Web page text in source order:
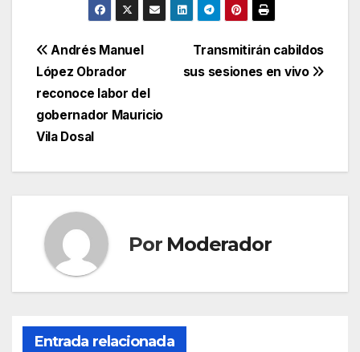
Navegación
de
entradas
Transmitirán cabildos
sus sesiones en vivo
Andrés Manuel
López Obrador
reconoce labor del
gobernador Mauricio
Vila Dosal
Por Moderador
Entrada relacionada